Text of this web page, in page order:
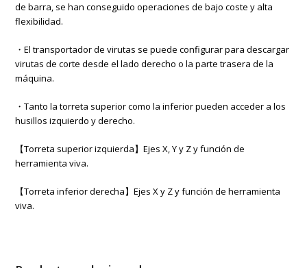
de barra, se han conseguido operaciones de bajo coste y alta
flexibilidad.
・El transportador de virutas se puede configurar para descargar
virutas de corte desde el lado derecho o la parte trasera de la
máquina.
・Tanto la torreta superior como la inferior pueden acceder a los
husillos izquierdo y derecho.
【Torreta superior izquierda】Ejes X, Y y Z y función de
herramienta viva.
【Torreta inferior derecha】Ejes X y Z y función de herramienta
viva.